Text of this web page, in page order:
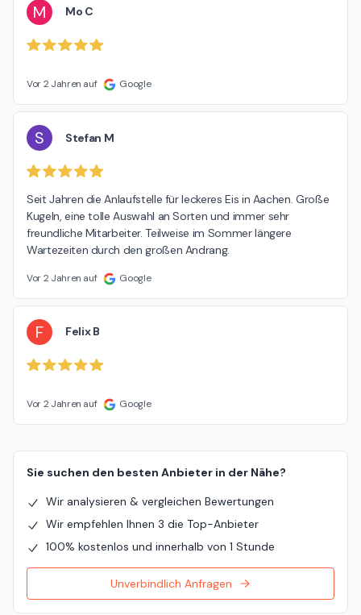
M Mo C
Vor 2 Jahren auf Google
S Stefan M
Seit Jahren die Anlaufstelle für leckeres Eis in Aachen. Große
Kugeln, eine tolle Auswahl an Sorten und immer sehr
freundliche Mitarbeiter. Teilweise im Sommer längere
Wartezeiten durch den großen Andrang.
Vor 2 Jahren auf Google
F Felix B
Vor 2 Jahren auf Google
Sie suchen den besten Anbieter in der Nähe?
Wir analysieren & vergleichen Bewertungen
Wir empfehlen Ihnen 3 die Top-Anbieter
100% kostenlos und innerhalb von 1 Stunde
Unverbindlich Anfragen